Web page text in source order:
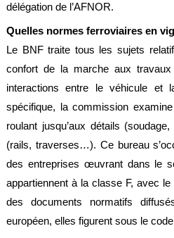
Brasseries
Véhicules
utilitaires
Nucléaire
/
PMUC
Viticulture
Chimie
et
Pétrochimie
/
délégation de l’AFNOR.
Quelles normes ferroviaires en
Le BNF traite tous les sujets
confort de la marche aux
interactions entre le véhicule et
spécifique, la commission
roulant jusqu’aux détails
(rails, traverses…). Ce bureau
des entreprises œuvrant dans le
appartiennent à la classe F, avec
des documents normatifs
européen, elles figurent sous le